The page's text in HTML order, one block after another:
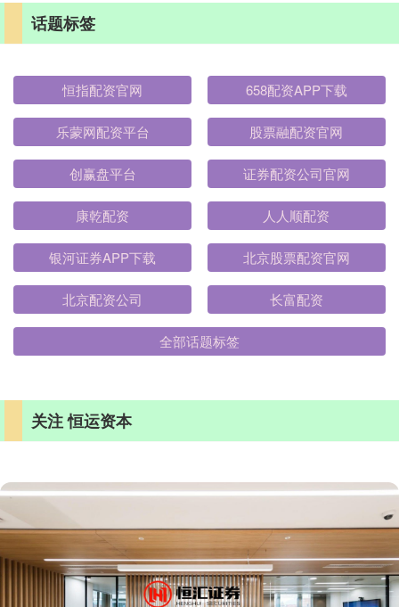
话题标签
恒指配资官网 658配资APP下载
乐蒙网配资平台 股票融配资官网
创赢盘平台 证券配资公司官网
康乾配资 人人顺配资
银河证券APP下载 北京股票配资官网
北京配资公司 长富配资
全部话题标签
关注 恒运资本